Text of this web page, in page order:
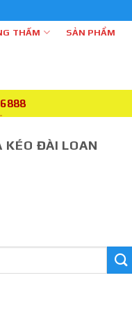
THẤM SẢN PHẨM
KÉO ĐÀI LOAN